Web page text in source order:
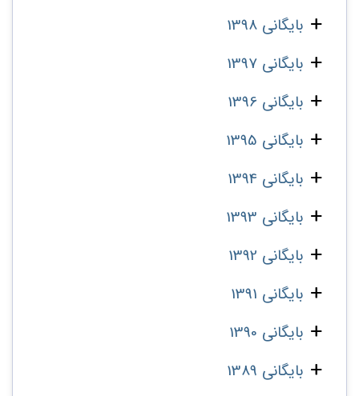
بایگانی 1398
بایگانی 1397
بایگانی 1396
بایگانی 1395
بایگانی 1394
بایگانی 1393
بایگانی 1392
بایگانی 1391
بایگانی 1390
بایگانی 1389